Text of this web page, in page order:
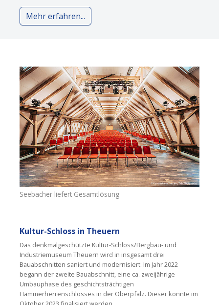
Mehr erfahren...
Seebacher liefert Gesamtlösung
Kultur-Schloss in Theuern
Das denkmalgeschützte Kultur-Schloss/Bergbau- und
Industriemuseum Theuern wird in insgesamt drei
Bauabschnitten saniert und modernisiert. Im Jahr 2022
begann der zweite Bauabschnitt, eine ca. zweijährige
Umbauphase des geschichtsträchtigen
Hammerherrenschlosses in der Oberpfalz. Dieser konnte im